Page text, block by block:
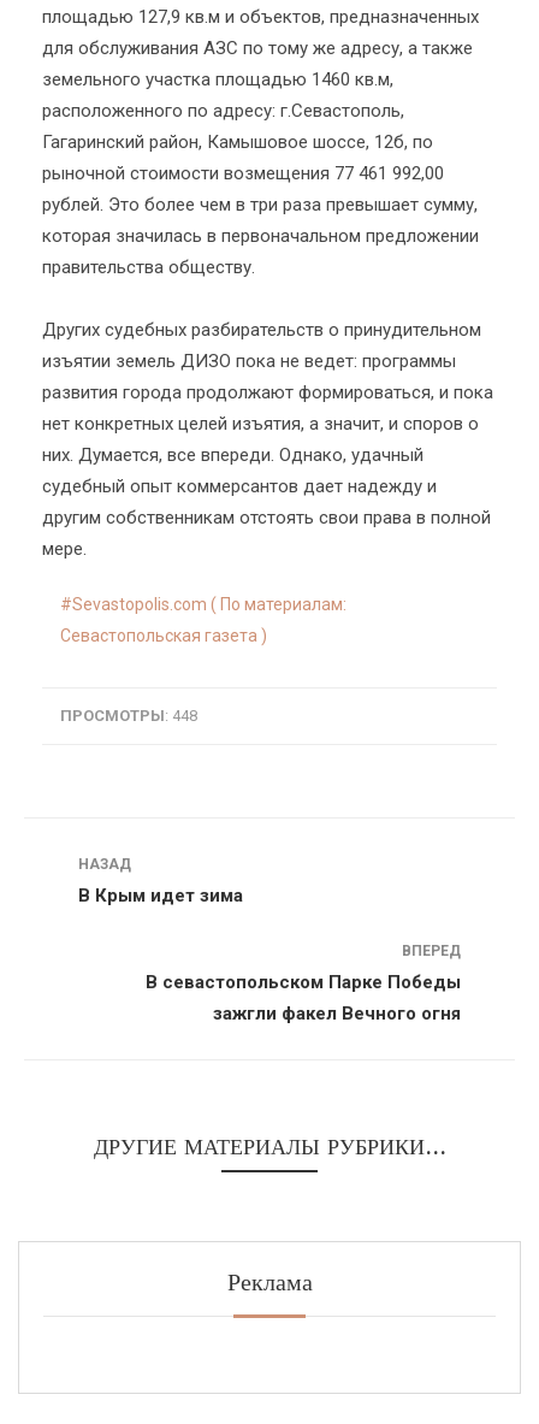
площадью 127,9 кв.м и объектов, предназначенных
для обслуживания АЗС по тому же адресу, а также
земельного участка площадью 1460 кв.м,
расположенного по адресу: г.Севастополь,
Гагаринский район, Камышовое шоссе, 12б, по
рыночной стоимости возмещения 77 461 992,00
рублей. Это более чем в три раза превышает сумму,
которая значилась в первоначальном предложении
правительства обществу.
Других судебных разбирательств о принудительном
изъятии земель ДИЗО пока не ведет: программы
развития города продолжают формироваться, и пока
нет конкретных целей изъятия, а значит, и споров о
них. Думается, все впереди. Однако, удачный
судебный опыт коммерсантов дает надежду и
другим собственникам отстоять свои права в полной
мере.
Sevastopolis.com ( По материалам:
Севастопольская газета )
ПРОСМОТРЫ: 448
Навигация
НАЗАД
В Крым идет зима
ВПЕРЕД
В севастопольском Парке Победы
зажгли факел Вечного огня
ДРУГИЕ МАТЕРИАЛЫ РУБРИКИ...
Реклама